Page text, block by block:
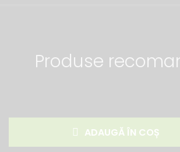
Produse
ADAUGĂ ÎN COȘ